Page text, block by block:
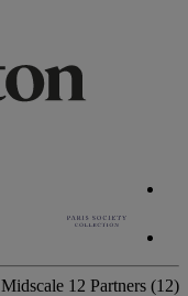
Midscale 12 Partners (12)